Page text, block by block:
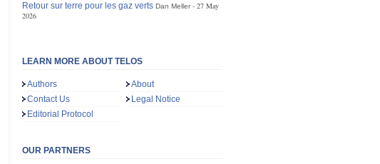
Retour sur terre pour les gaz verts Dan Meller
27 May
2026
LEARN MORE ABOUT TELOS
Authors
About
Contact Us
Legal Notice
Editorial Protocol
OUR PARTNERS